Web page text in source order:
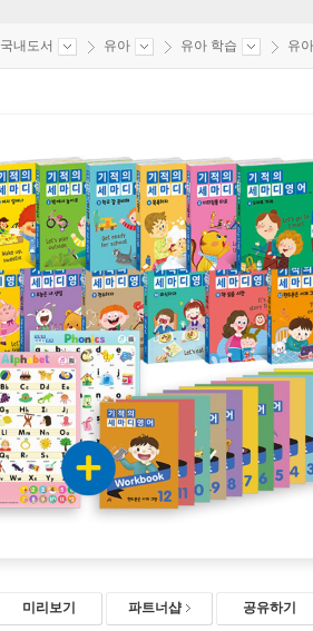
국내도서 유아 유아 학습 유
미리보기 파트너샵 공유하기